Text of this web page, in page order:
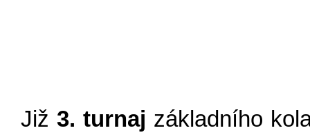
Již 3. turnaj základního